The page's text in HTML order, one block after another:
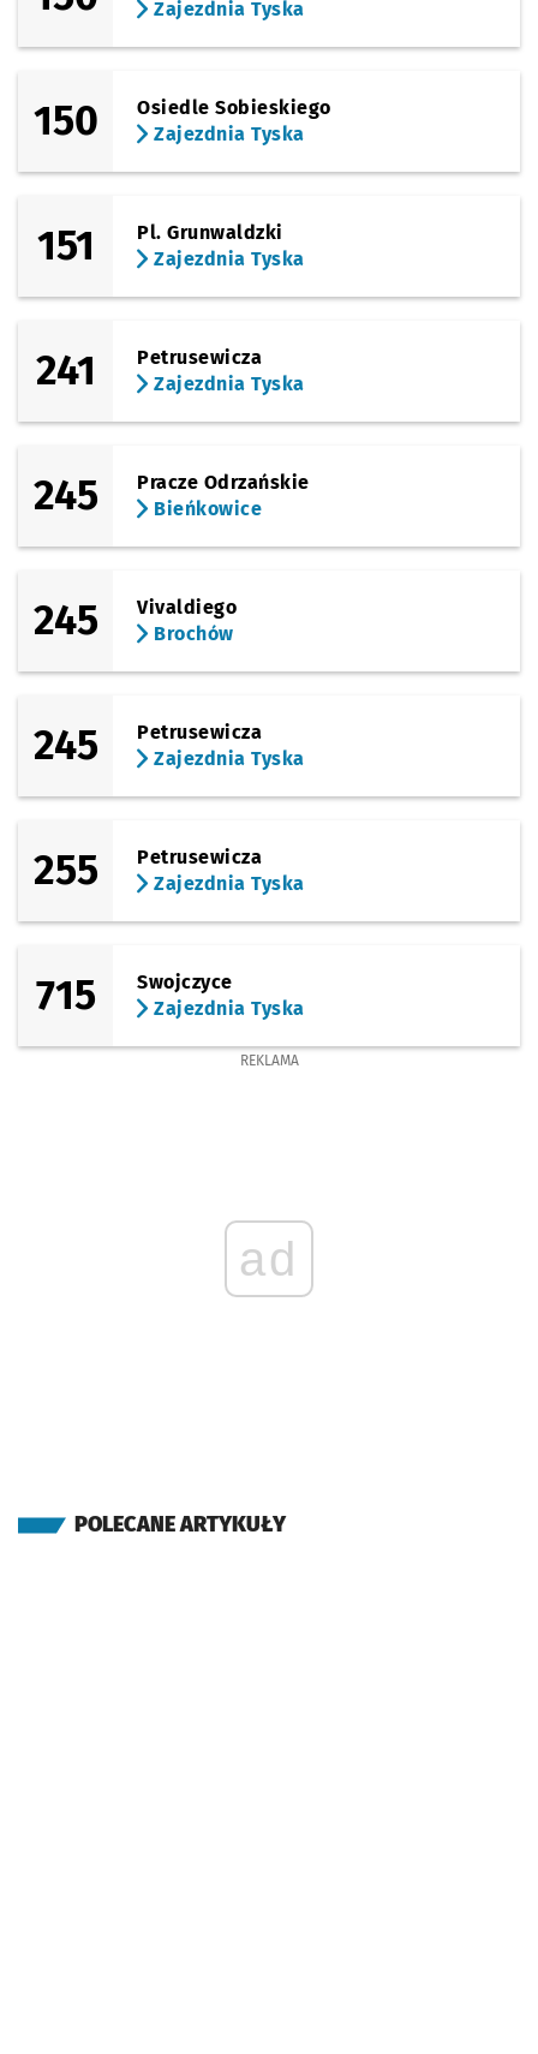
Zajezdnia Tyska
150
Osiedle Sobieskiego
Zajezdnia Tyska
151
Pl. Grunwaldzki
Zajezdnia Tyska
241
Petrusewicza
Zajezdnia Tyska
245
Pracze Odrzańskie
Bieńkowice
245
Vivaldiego
Brochów
245
Petrusewicza
Zajezdnia Tyska
255
Petrusewicza
Zajezdnia Tyska
715
Swojczyce
Zajezdnia Tyska
REKLAMA
ad
POLECANE ARTYKUŁY